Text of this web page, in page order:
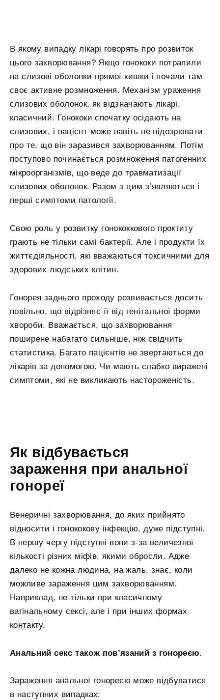
В якому випадку лікарі говорять про розвиток
цього захворювання? Якщо гонококи потрапили
на слизові оболонки прямої кишки і почали там
своє активне розмноження. Механізм ураження
слизових оболонок, як відзначають лікарі,
класичний. Гонококи спочатку осідають на
слизових, і пацієнт може навіть не підозрювати
про те, що він заразився захворюванням. Потім
поступово починається розмноження патогенних
мікроорганізмів, що веде до травматизації
слизових оболонок. Разом з цим з’являються і
перші симптоми патології.
Свою роль у розвитку гонококкового проктиту
грають не тільки самі бактерії. Але і продукти їх
життєдіяльності, які вважаються токсичними для
здорових людських клітин.
Гонорея заднього проходу розвивається досить
повільно, що відрізняє її від генітальної форми
хвороби. Вважається, що захворювання
поширене набагато сильніше, ніж свідчить
статистика. Багато пацієнтів не звертаються до
лікарів за допомогою. Чи мають слабко виражені
симптоми, які не викликають настороженість.
Як відбувається
зараження при анальної
гонореї
Венеричні захворювання, до яких прийнято
відносити і гонококову інфекцію, дуже підступні.
В першу чергу підступні вони з-за величезної
кількості різних міфів, якими обросли. Адже
далеко не кожна людина, на жаль, знає, коли
можливе зараження цим захворюванням.
Наприклад, не тільки при класичному
вагінальному сексі, але і при інших формах
контакту.
Анальний секс також пов’язаний з гонореєю.
Зараження анальної гонореєю може відбуватися
в наступних випадках: